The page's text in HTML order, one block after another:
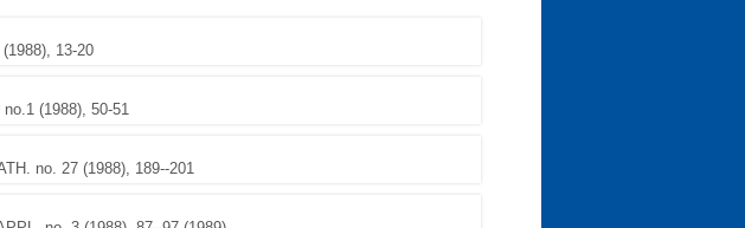
13-20
(1988), 50-51
no. 27 (1988), 189--201